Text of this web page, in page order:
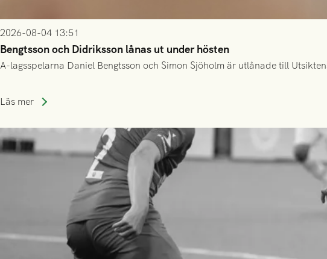
2026-08-04 13:51
Bengtsson och Didriksson lånas ut under hösten
A-lagsspelarna Daniel Bengtsson och Simon Sjöholm är utlånade till
Läs mer